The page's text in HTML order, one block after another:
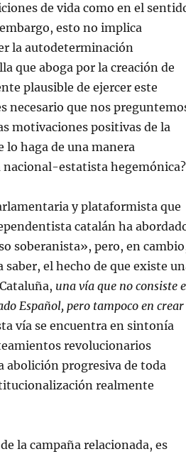
de vida como en el
esto no implica
la autodeterminación
que aboga por la creación de
plausible de ejercer este
necesario que nos
motivaciones positivas de la
lo haga de una manera
estatista hegemónica?
y plataformista que
catalán ha
soberanista», pero, en
el hecho de que existe
una vía que no consiste
Español, pero tampoco en crear
vía se encuentra en sintonía
revolucionarios
abolición progresiva de toda
realmente
la campaña relacionada, es